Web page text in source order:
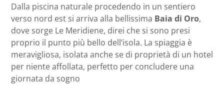
Dalla piscina naturale procedendo in un sentiero
verso nord est si arriva alla bellissima Baia di Oro,
dove sorge Le Meridiene, direi che si sono presi
proprio il punto più bello dell’isola. La spiaggia è
meravigliosa, isolata anche se di proprietà di un hotel
per niente affollata, perfetto per concludere una
giornata da sogno